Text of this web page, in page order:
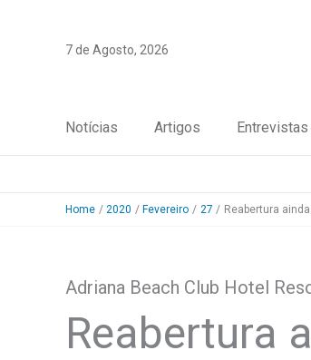
7 de Agosto, 2026
Notícias Artigos Entrevistas
Home 2020 Fevereiro 27 Reabertura
Adriana Beach Club Hotel
Reabertura